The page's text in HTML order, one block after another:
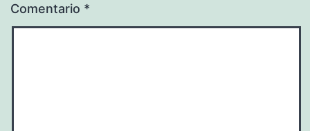
Comentario *